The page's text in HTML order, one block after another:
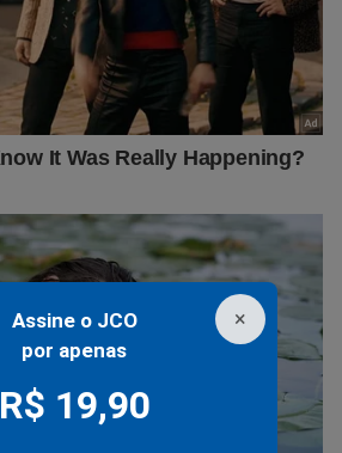
×
Assine o JCO
por apenas
R$ 19,90